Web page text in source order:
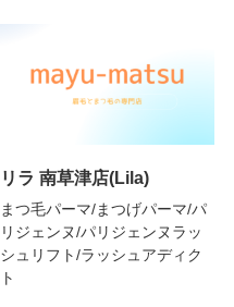
リラ 南草津店(Lila)
まつ毛パーマ/まつげパーマ/パ
リジェンヌ/パリジェンヌラッ
シュリフト/ラッシュアディク
ト